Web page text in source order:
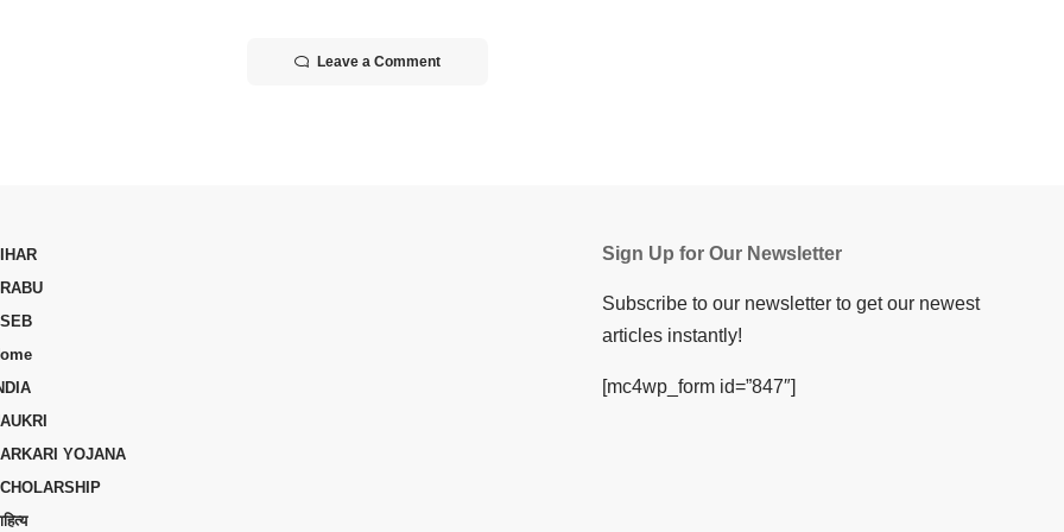
Leave a Comment
YOJANA
Sign Up for Our Newsletter
Subscribe to our newsletter to get our newest
articles instantly!
[mc4wp_form id=”847″]